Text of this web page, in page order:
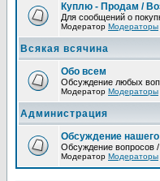
Куплю - Продам /
Для сообщений о
Модератор Модераторы
Всякая всячина
Обо всем
Обсуждение любых
Модератор Модераторы
Администрация
Обсуждение нашего
Обсуждение вопросов
Модератор Модераторы